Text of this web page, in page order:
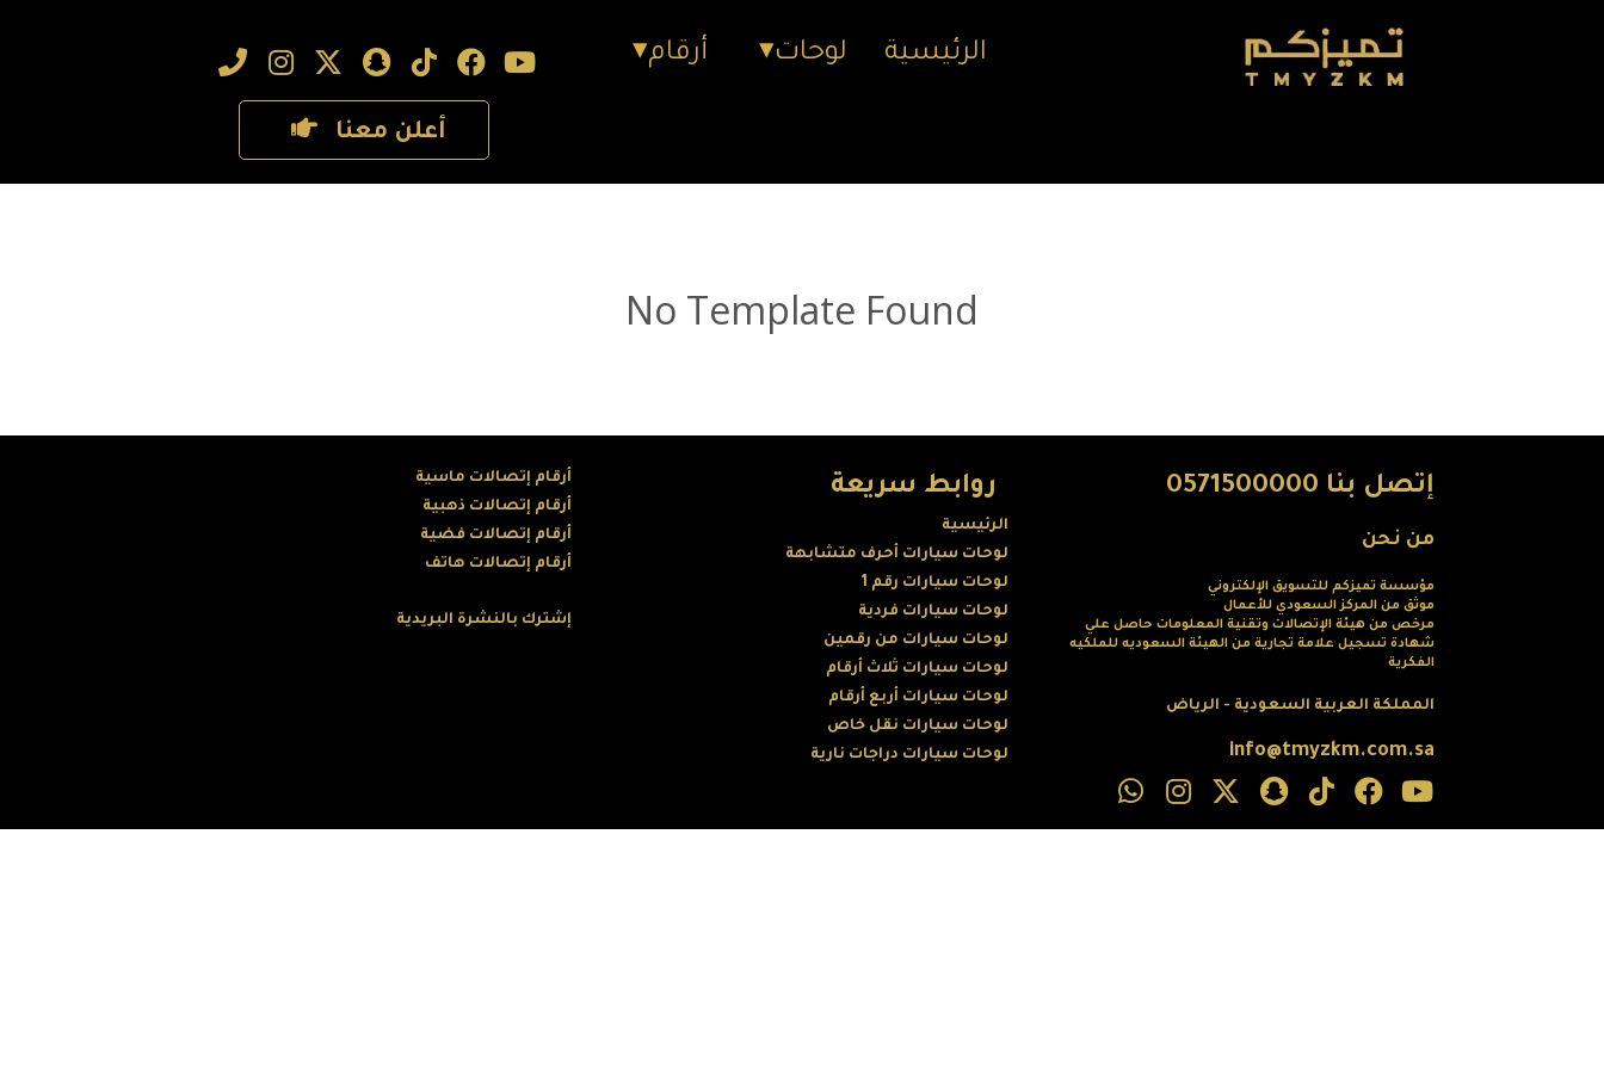
الرئيسية لوحات أرقام
أعلن معنا
No Template Found
إتصل بنا 0571500000
من نحن
مؤسسة تميزكم للتسويق الإلكتروني
موثق من المركز السعودي للأعمال
مرخص من هيئة الإتصالات وتقنية المعلومات حاصل علي
شهادة تسجيل علامة تجارية من الهيئة السعوديه للملكيه
الفكرية
المملكة العربية السعودية - الرياض
info@tmyzkm.com.sa
روابط سريعة
الرئيسية
لوحات سيارات أحرف متشابهة
لوحات سيارات رقم 1
لوحات سيارات فردية
لوحات سيارات من رقمين
لوحات سيارات ثلاث أرقام
لوحات سيارات أربع أرقام
لوحات سيارات نقل خاص
لوحات سيارات دراجات نارية
أرقام إتصالات ماسية
أرقام إتصالات ذهبية
أرقام إتصالات فضية
أرقام إتصالات هاتف
إشترك بالنشرة البريدية